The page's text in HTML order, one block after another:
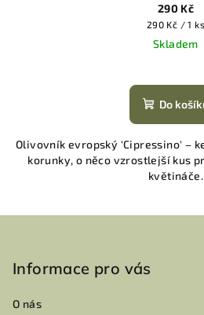
290 Kč
Měrná
cena:
290 Kč / 1 ks
Skladem
Do
Olivovník evropský 'Cipressino' –
korunky, o něco vzrostlejší kus
květináče.
Informace pro vás
O nás